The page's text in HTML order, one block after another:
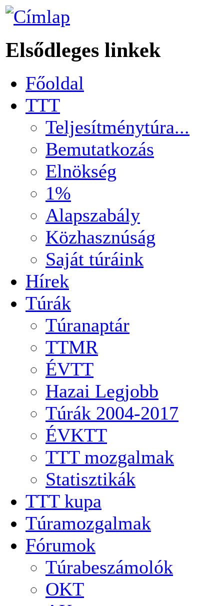
Elsődleges linkek
Főoldal
TTT
Teljesítménytúra...
Bemutatkozás
Elnökség
1%
Alapszabály
Közhasznúság
Saját túráink
Hírek
Túrák
Túranaptár
TTMR
ÉVTT
Hazai Legjobb
Túrák 2004-2017
ÉVKTT
TTT mozgalmak
Statisztikák
TTT kupa
Túramozgalmak
Fórumok
Túrabeszámolók
OKT